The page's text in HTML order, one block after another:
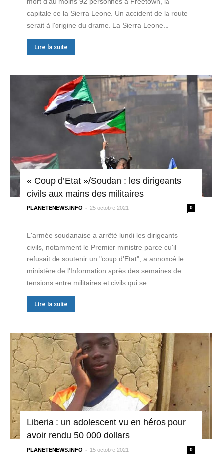
mort d’au moins 92 personnes à Freetown, la
capitale de la Sierra Leone. Un accident de la route
serait à l'origine du drame. La Sierra Leone...
Lire la suite
« Coup d’Etat »/Soudan : les dirigeants
civils aux mains des militaires
PLANETENEWS.INFO - 25 octobre 2021 0
L'armée soudanaise a arrêté lundi les dirigeants
civils, notamment le Premier ministre parce qu'il
refusait de soutenir un "coup d'Etat", a annoncé le
ministère de l'Information après des semaines de
tensions entre militaires et civils qui se...
Lire la suite
Liberia : un adolescent vu en héros pour
avoir rendu 50 000 dollars
PLANETENEWS.INFO - 15 octobre 2021 0